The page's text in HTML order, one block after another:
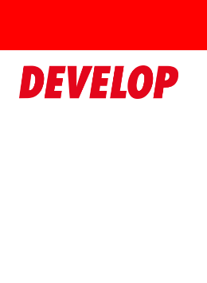
treści